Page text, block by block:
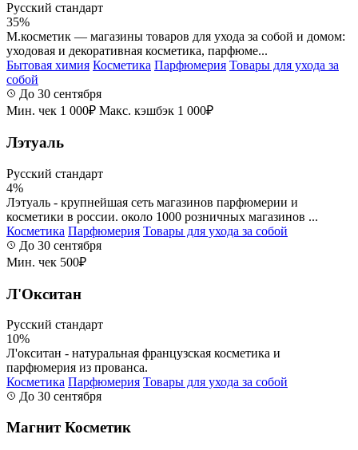
Русский стандарт
35%
М.косметик — магазины товаров для ухода за собой и домом:
уходовая и декоративная косметика, парфюме...
Бытовая химия Косметика Парфюмерия Товары для ухода за
собой
До 30 сентября
Мин. чек 1 000₽ Макс. кэшбэк 1 000₽
Лэтуаль
Русский стандарт
4%
Лэтуаль - крупнейшая сеть магазинов парфюмерии и
косметики в россии. около 1000 розничных магазинов ...
Косметика Парфюмерия Товары для ухода за собой
До 30 сентября
Мин. чек 500₽
Л'Окситан
Русский стандарт
10%
Л'окситан - натуральная французская косметика и
парфюмерия из прованса.
Косметика Парфюмерия Товары для ухода за собой
До 30 сентября
Магнит Косметик